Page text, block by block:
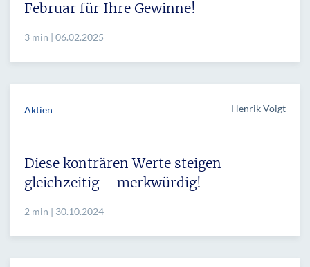
Februar für Ihre Gewinne!
3 min | 06.02.2025
Aktien Henrik Voigt
Diese konträren Werte steigen
gleichzeitig – merkwürdig!
2 min | 30.10.2024